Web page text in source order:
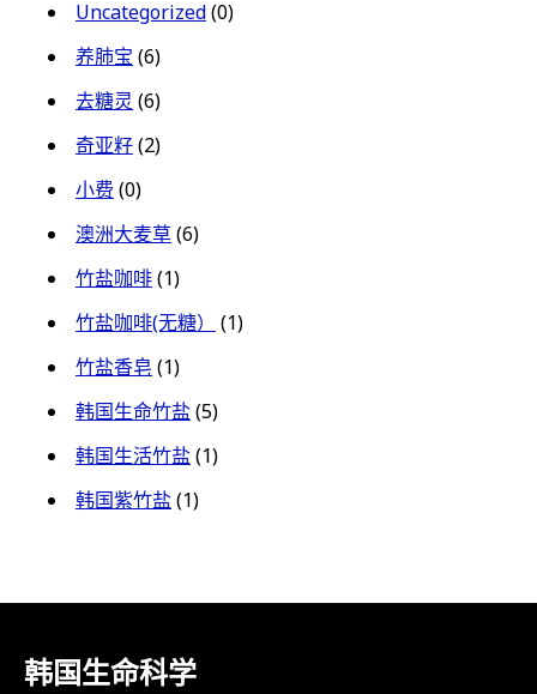
Uncategorized(0)
养肺宝 (6)
去糖灵(6)
奇亚籽(2)
小费 (0)
澳洲大麦草(6)
竹盐咖啡(1)
竹盐咖啡(无糖）
(1)
竹盐香皂 (1)
韩国生命竹盐(5)
韩国生活竹盐(1)
韩国紫竹盐(1)
韩国生命科学